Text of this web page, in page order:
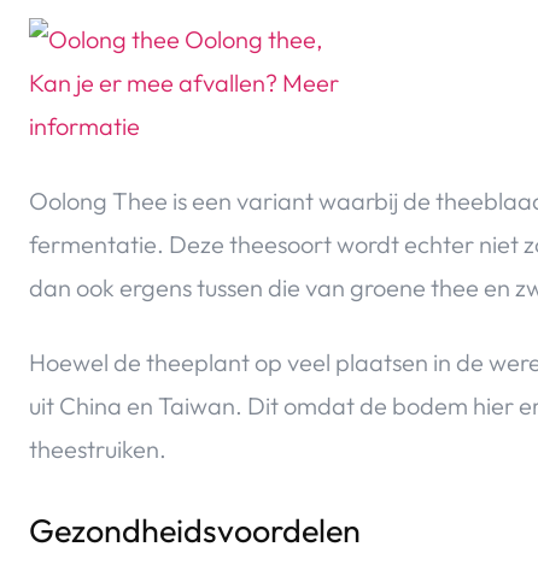
Oolong Thee is een variant waarbij de
fermentatie. Deze theesoort wordt echter niet
dan ook ergens tussen die van groene thee en
Hoewel de theeplant op veel plaatsen in de
uit China en Taiwan. Dit omdat de bodem hier
theestruiken.
Gezondheidsvoordelen